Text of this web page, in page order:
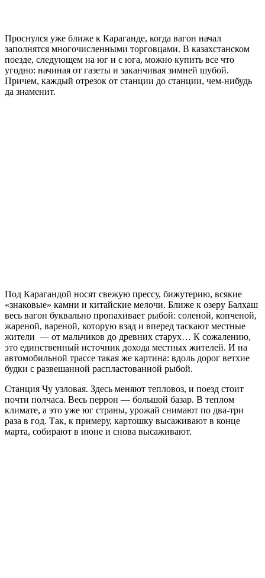
Проснулся уже ближе к Караганде, когда вагон начал
заполнятся многочисленными торговцами. В казахстанском
поезде, следующем на юг и с юга, можно купить все что
угодно: начиная от газеты и заканчивая зимней шубой.
Причем, каждый отрезок от станции до станции, чем-нибудь
да знаменит.
Под Карагандой носят свежую прессу, бижутерию, всякие
«знаковые» камни и китайские мелочи. Ближе к озеру Балхаш
весь вагон буквально пропахивает рыбой: соленой, копченой,
жареной, вареной, которую взад и вперед таскают местные
жители — от мальчиков до древних старух… К сожалению,
это единственный источник дохода местных жителей. И на
автомобильной трассе такая же картина: вдоль дорог ветхие
будки с развешанной распластованной рыбой.
Станция Чу узловая. Здесь меняют тепловоз, и поезд стоит
почти полчаса. Весь перрон — большой базар. В теплом
климате, а это уже юг страны, урожай снимают по два-три
раза в год. Так, к примеру, картошку высаживают в конце
марта, собирают в июне и снова высаживают.